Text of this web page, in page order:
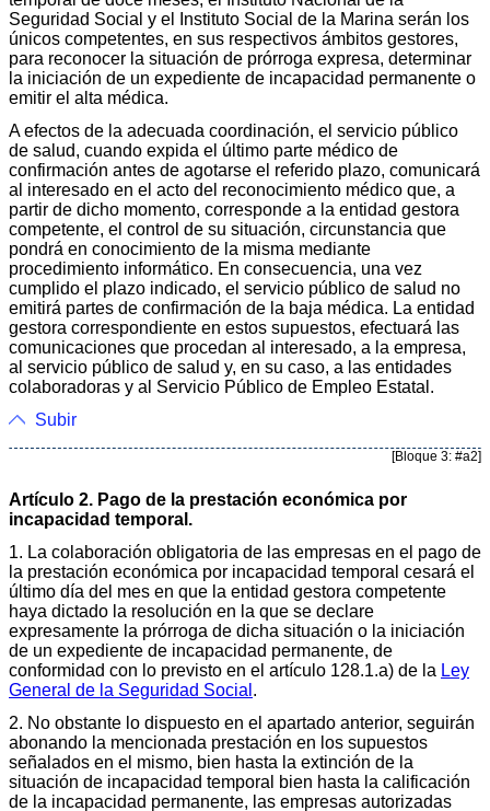
Seguridad Social y el Instituto Social de la Marina serán los
únicos competentes, en sus respectivos ámbitos gestores,
para reconocer la situación de prórroga expresa, determinar
la iniciación de un expediente de incapacidad permanente o
emitir el alta médica.
A efectos de la adecuada coordinación, el servicio público
de salud, cuando expida el último parte médico de
confirmación antes de agotarse el referido plazo, comunicará
al interesado en el acto del reconocimiento médico que, a
partir de dicho momento, corresponde a la entidad gestora
competente, el control de su situación, circunstancia que
pondrá en conocimiento de la misma mediante
procedimiento informático. En consecuencia, una vez
cumplido el plazo indicado, el servicio público de salud no
emitirá partes de confirmación de la baja médica. La entidad
gestora correspondiente en estos supuestos, efectuará las
comunicaciones que procedan al interesado, a la empresa,
al servicio público de salud y, en su caso, a las entidades
colaboradoras y al Servicio Público de Empleo Estatal.
Subir
[Bloque 3: #a2]
Artículo 2. Pago de la prestación económica por
incapacidad temporal.
1. La colaboración obligatoria de las empresas en el pago de
la prestación económica por incapacidad temporal cesará el
último día del mes en que la entidad gestora competente
haya dictado la resolución en la que se declare
expresamente la prórroga de dicha situación o la iniciación
de un expediente de incapacidad permanente, de
conformidad con lo previsto en el artículo 128.1.a) de la Ley
General de la Seguridad Social .
2. No obstante lo dispuesto en el apartado anterior, seguirán
abonando la mencionada prestación en los supuestos
señalados en el mismo, bien hasta la extinción de la
situación de incapacidad temporal bien hasta la calificación
de la incapacidad permanente, las empresas autorizadas